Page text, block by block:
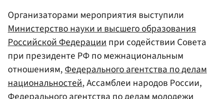
Организаторами мероприятия выступили
Министерство науки и высшего образования
Российской Федерациипри содействии Совета
при президенте РФ по межнациональным
отношениям,Федерального агентства по делам
национальностей, Ассамблеи народов России,